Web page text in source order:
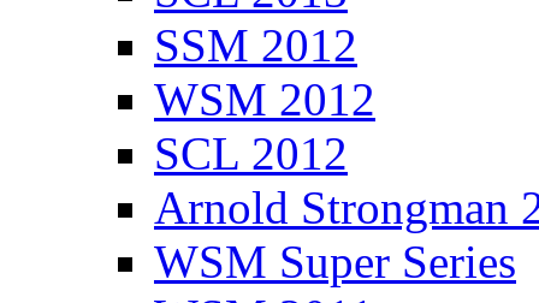
SSM 2012
WSM 2012
SCL 2012
Arnold Strongman
WSM Super Series